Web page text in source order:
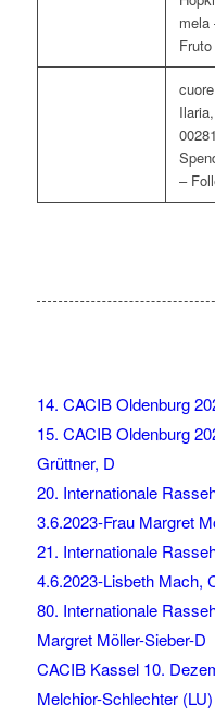
mela
–
14. CACIB Oldenburg
15. CACIB Oldenburg
Grüttner, D
20. Internationale
3.6.2023-Frau Margret
21. Internationale
4.6.2023-Lisbeth Mach,
80. Internationale
Margret Möller-Sieber-D
CACIB Kassel 10.
Melchior-Schlechter (LU)